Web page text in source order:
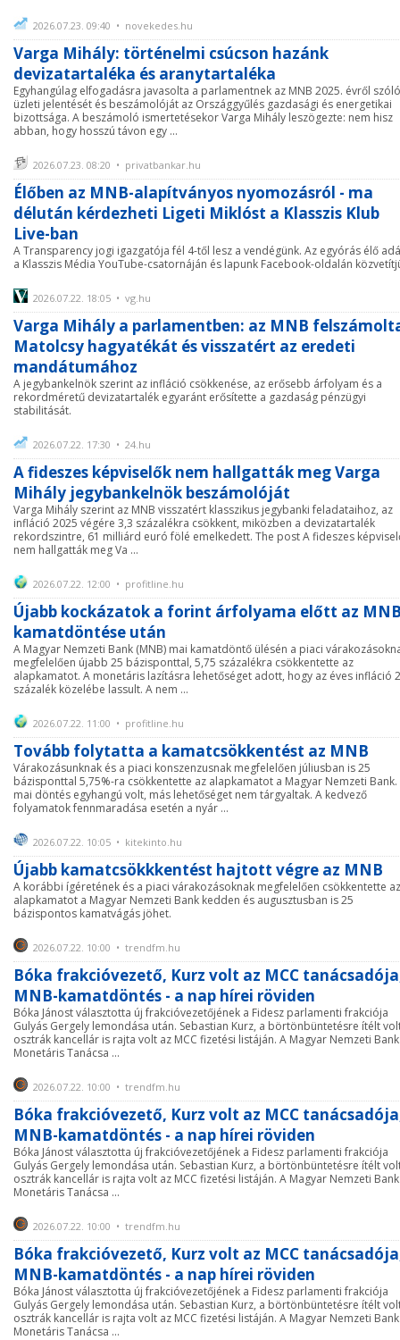
2026.07.23. 09:40 • novekedes.hu
Varga Mihály: történelmi csúcson hazánk
devizatartaléka és aranytartaléka
Egyhangúlag elfogadásra javasolta a parlamentnek az MNB 2025. évről szóló
üzleti jelentését és beszámolóját az Országgyűlés gazdasági és energetikai
bizottsága. A beszámoló ismertetésekor Varga Mihály leszögezte: nem hisz
abban, hogy hosszú távon egy ...
2026.07.23. 08:20 • privatbankar.hu
Élőben az MNB-alapítványos nyomozásról - ma
délután kérdezheti Ligeti Miklóst a Klasszis Klub
Live-ban
A Transparency jogi igazgatója fél 4-től lesz a vendégünk. Az egyórás élő
a Klasszis Média YouTube-csatornáján és lapunk Facebook-oldalán
2026.07.22. 18:05 • vg.hu
Varga Mihály a parlamentben: az MNB
Matolcsy hagyatékát és visszatért az eredeti
mandátumához
A jegybankelnök szerint az infláció csökkenése, az erősebb árfolyam és a
rekordméretű devizatartalék egyaránt erősítette a gazdaság pénzügyi
stabilitását.
2026.07.22. 17:30 • 24.hu
A fideszes képviselők nem hallgatták meg Varga
Mihály jegybankelnök beszámolóját
Varga Mihály szerint az MNB visszatért klasszikus jegybanki feladataihoz, az
infláció 2025 végére 3,3 százalékra csökkent, miközben a devizatartalék
rekordszintre, 61 milliárd euró fölé emelkedett. The post A fideszes
nem hallgatták meg Va ...
2026.07.22. 12:00 • profitline.hu
Újabb kockázatok a forint árfolyama előtt az
kamatdöntése után
A Magyar Nemzeti Bank (MNB) mai kamatdöntő ülésén a piaci
megfelelően újabb 25 bázisponttal, 5,75 százalékra csökkentette az
alapkamatot. A monetáris lazításra lehetőséget adott, hogy az éves infláció 2
százalék közelébe lassult. A nem ...
2026.07.22. 11:00 • profitline.hu
Tovább folytatta a kamatcsökkentést az MNB
Várakozásunknak és a piaci konszenzusnak megfelelően júliusban is 25
bázisponttal 5,75%-ra csökkentette az alapkamatot a Magyar Nemzeti Bank.
mai döntés egyhangú volt, más lehetőséget nem tárgyaltak. A kedvező
folyamatok fennmaradása esetén a nyár ...
2026.07.22. 10:05 • kitekinto.hu
Újabb kamatcsökkkentést hajtott végre az MNB
A korábbi ígéretének és a piaci várakozásoknak megfelelően csökkentette az
alapkamatot a Magyar Nemzeti Bank kedden és augusztusban is 25
bázispontos kamatvágás jöhet.
2026.07.22. 10:00 • trendfm.hu
Bóka frakcióvezető, Kurz volt az MCC
MNB-kamatdöntés - a nap hírei röviden
Bóka Jánost választotta új frakcióvezetőjének a Fidesz parlamenti frakciója
Gulyás Gergely lemondása után. Sebastian Kurz, a börtönbüntetésre ítélt
osztrák kancellár is rajta volt az MCC fizetési listáján. A Magyar Nemzeti Bank
Monetáris Tanácsa ...
2026.07.22. 10:00 • trendfm.hu
Bóka frakcióvezető, Kurz volt az MCC
MNB-kamatdöntés - a nap hírei röviden
Bóka Jánost választotta új frakcióvezetőjének a Fidesz parlamenti frakciója
Gulyás Gergely lemondása után. Sebastian Kurz, a börtönbüntetésre ítélt
osztrák kancellár is rajta volt az MCC fizetési listáján. A Magyar Nemzeti Bank
Monetáris Tanácsa ...
2026.07.22. 10:00 • trendfm.hu
Bóka frakcióvezető, Kurz volt az MCC
MNB-kamatdöntés - a nap hírei röviden
Bóka Jánost választotta új frakcióvezetőjének a Fidesz parlamenti frakciója
Gulyás Gergely lemondása után. Sebastian Kurz, a börtönbüntetésre ítélt
osztrák kancellár is rajta volt az MCC fizetési listáján. A Magyar Nemzeti Bank
Monetáris Tanácsa ...